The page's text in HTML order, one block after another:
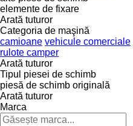
elemente de fixare
Arată tuturor
Categoria de maşină
camioane vehicule comerciale
rulote camper
Arată tuturor
Tipul piesei de schimb
piesă de schimb originală
Arată tuturor
Marca